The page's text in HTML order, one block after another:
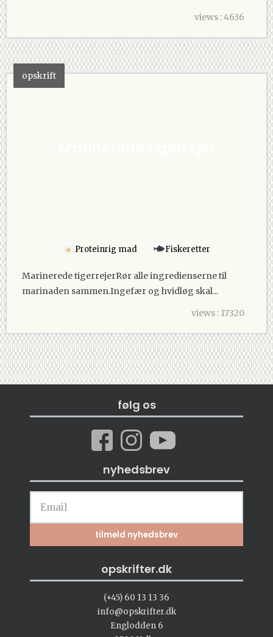
views : 4636
opskrift
Proteinrig mad Fiskeretter
Marinerede tigerrejerRør alle ingredienserne til
marinaden sammen.Ingefær og hvidløg skal...
views : 17320
følg os
nyhedsbrev
opskrifter.dk
(+45) 60 13 13 36
info@opskrifter.dk
Englodden 6